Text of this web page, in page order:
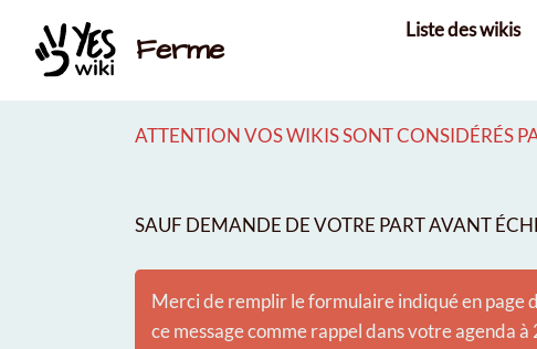
Aller au contenu principal
Ferme
Liste des wikis
ATTENTION VOS WIKIS SONT CONSIDÉRÉS
SAUF DEMANDE DE VOTRE PART AVANT
Merci de remplir le formulaire indiqué en page
ce message comme rappel dans votre agenda